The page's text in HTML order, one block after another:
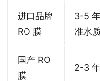
进口品牌
RO 膜
3-5
准水质
国产 RO
膜
2-3 年